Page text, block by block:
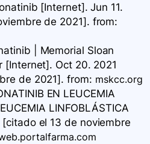
[Internet]. Jun 11.
de 2021]. from:
| Memorial Sloan
[Internet]. Oct 20. 2021
de 2021]. from: mskcc.org
EN LEUCEMIA
LINFOBLÁSTICA
el 13 de noviembre